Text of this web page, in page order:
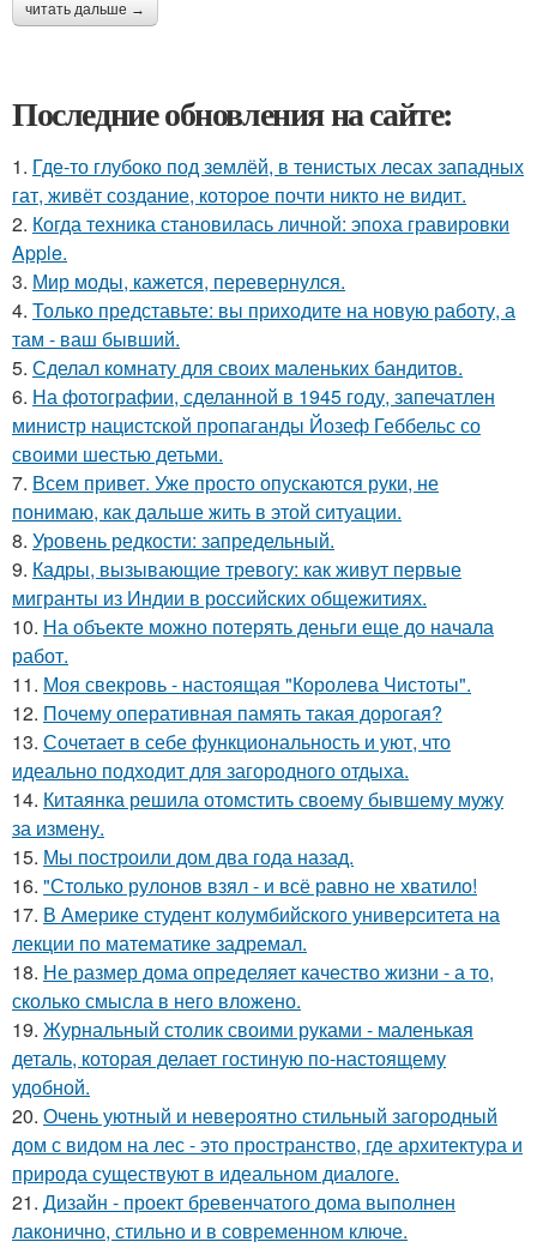
читать дальше →
Последние обновления на сайте:
1. Где-то глубоко под землёй, в тенистых лесах западных
гат, живёт создание, которое почти никто не видит.
2. Когда техника становилась личной: эпоха гравировки
Apple.
3. Мир моды, кажется, перевернулся.
4. Только представьте: вы приходите на новую работу, а
там - ваш бывший.
5. Сделал комнату для своих маленьких бандитов.
6. На фотографии, сделанной в 1945 году, запечатлен
министр нацистской пропаганды Йозеф Геббельс со
своими шестью детьми.
7. Всем привет. Уже просто опускаются руки, не
понимаю, как дальше жить в этой ситуации.
8. Уровень редкости: запредельный.
9. Кадры, вызывающие тревогу: как живут первые
мигранты из Индии в российских общежитиях.
10. На объекте можно потерять деньги еще до начала
работ.
11. Моя свекровь - настоящая "Королева Чистоты".
12. Почему оперативная память такая дорогая?
13. Сочетает в себе функциональность и уют, что
идеально подходит для загородного отдыха.
14. Китаянка решила отомстить своему бывшему мужу
за измену.
15. Мы построили дом два года назад.
16. "Столько рулонов взял - и всё равно не хватило!
17. В Америке студент колумбийского университета на
лекции по математике задремал.
18. Не размер дома определяет качество жизни - а то,
сколько смысла в него вложено.
19. Журнальный столик своими руками - маленькая
деталь, которая делает гостиную по-настоящему
удобной.
20. Очень уютный и невероятно стильный загородный
дом с видом на лес - это пространство, где архитектура и
природа существуют в идеальном диалоге.
21. Дизайн - проект бревенчатого дома выполнен
лаконично, стильно и в современном ключе.